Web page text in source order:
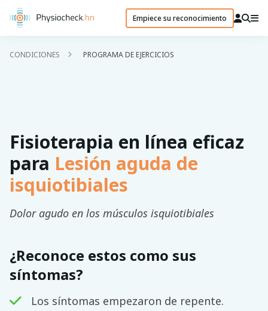
Empiece su reconocimiento
CONDICIONES PROGRAMA DE EJERCICIOS
Fisioterapia en línea eficaz
para Lesión aguda de
isquiotibiales
Dolor agudo en los músculos isquiotibiales
¿Reconoce estos como sus
síntomas?
Los síntomas empezaron de repente.